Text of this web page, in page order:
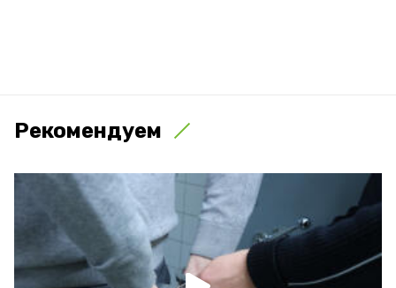
Рекомендуем